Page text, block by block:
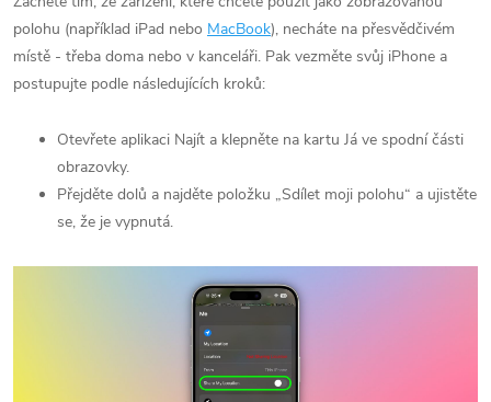
polohu (například iPad nebo MacBook), necháte na přesvědčivém
místě - třeba doma nebo v kanceláři. Pak vezměte svůj iPhone a
postupujte podle následujících kroků:
Otevřete aplikaci Najít a klepněte na kartu Já ve spodní části
obrazovky.
Přejděte dolů a najděte položku „Sdílet moji polohu“ a ujistěte
se, že je vypnutá.